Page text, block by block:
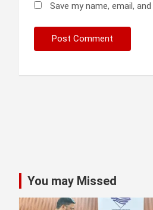
Save my name, email,
You may Missed